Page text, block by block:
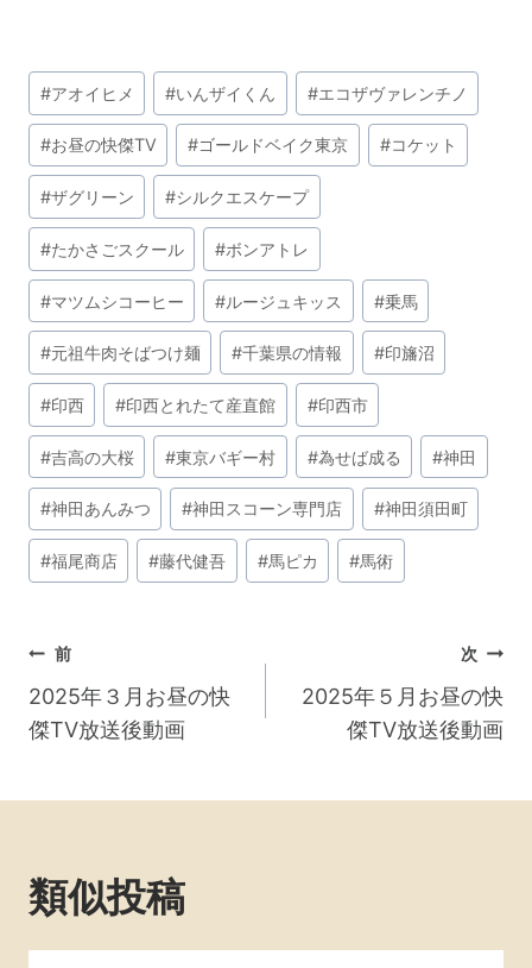
投
稿
タ
グ:
#アオイヒメ #いんザイくん #エコザヴァレンチノ
#お昼の快傑TV #ゴールドベイク東京 #コケット
#ザグリーン #シルクエスケープ
#たかさごスクール #ボンアトレ
#マツムシコーヒー #ルージュキッス #乗馬
#元祖牛肉そばつけ麺 #千葉県の情報 #印旛沼
#印西 #印西とれたて産直館 #印西市
#吉高の大桜 #東京バギー村 #為せば成る #神田
#神田あんみつ #神田スコーン専門店 #神田須田町
#福尾商店 #藤代健吾 #馬ピカ #馬術
投
稿
ナ
ビ
ー
前
2025年３月お昼の快
傑TV放送後動画
次
2025年５月お昼の快
傑TV放送後動画
類似投稿